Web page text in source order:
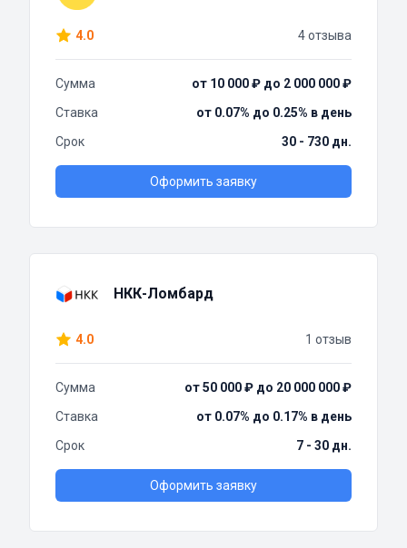
4.0 4 отзыва
Сумма
от 10 000 ₽ до 2 000 000 ₽
Ставка
от 0.07% до 0.25% в день
Срок
30 - 730 дн.
Оформить заявку
НКК-Ломбард
4.0 1 отзыв
Сумма
от 50 000 ₽ до 20 000 000 ₽
Ставка
от 0.07% до 0.17% в день
Срок
7 - 30 дн.
Оформить заявку